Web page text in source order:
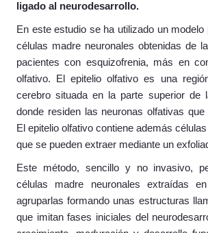
ligado al neurodesarrollo.
En este estudio se ha utilizado un modelo
células madre neuronales obtenidas de
pacientes con esquizofrenia, más en
olfativo. El epitelio olfativo es una
cerebro situada en la parte superior de
donde residen las neuronas olfativas que
El epitelio olfativo contiene además
que se pueden extraer mediante un
Este método, sencillo y no invasivo,
células madre neuronales extraídas
agruparlas formando unas estructuras
que imitan fases iniciales del